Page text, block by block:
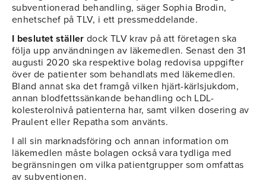
subventionerad behandling, säger Sophia Brodin,
enhetschef på TLV, i ett pressmeddelande.
I beslutet ställer dock TLV krav på att företagen ska
följa upp användningen av läkemedlen. Senast den 31
augusti 2020 ska respektive bolag redovisa uppgifter
över de patienter som behandlats med läkemedlen.
Bland annat ska det framgå vilken hjärt-kärlsjukdom,
annan blodfettssänkande behandling och LDL-
kolesterolnivå patienterna har, samt vilken dosering av
Praulent eller Repatha som använts.
I all sin marknadsföring och annan information om
läkemedlen måste bolagen också vara tydliga med
begränsningen om vilka patientgrupper som omfattas
av subventionen.